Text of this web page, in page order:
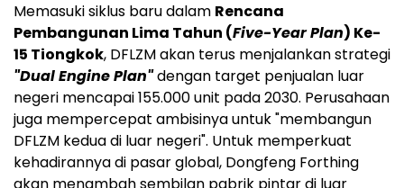
Memasuki siklus baru dalam Rencana
Pembangunan Lima Tahun (Five-Year Plan) Ke-
15 Tiongkok, DFLZM akan terus menjalankan strategi
"Dual Engine Plan"dengan target penjualan luar
negeri mencapai 155.000 unit pada 2030. Perusahaan
juga mempercepat ambisinya untuk "membangun
DFLZM kedua di luar negeri". Untuk memperkuat
kehadirannya di pasar global, Dongfeng Forthing